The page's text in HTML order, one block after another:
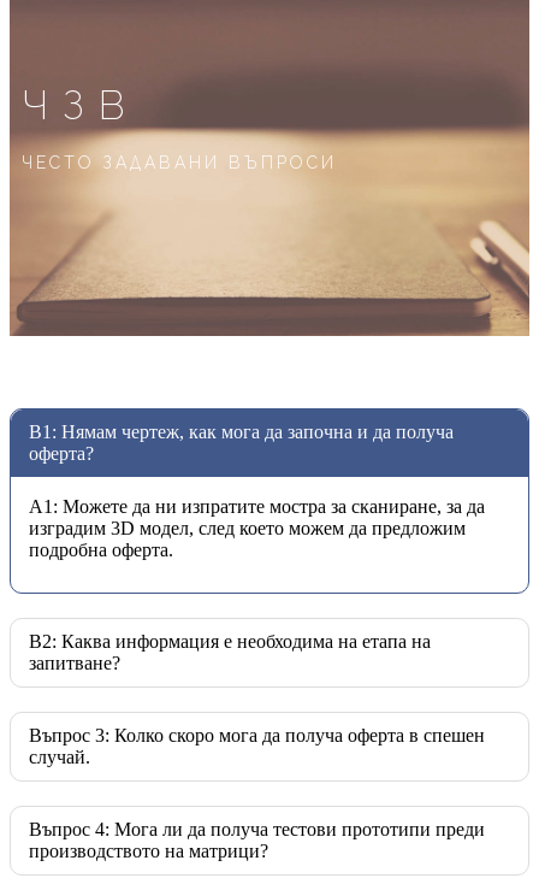
ЧЗВ
ЧЕСТО ЗАДАВАНИ ВЪПРОСИ
В1: Нямам чертеж, как мога да започна и да получа
оферта?
A1: Можете да ни изпратите мостра за сканиране, за да
изградим 3D модел, след което можем да предложим
подробна оферта.
В2: Каква информация е необходима на етапа на
запитване?
Въпрос 3: Колко скоро мога да получа оферта в спешен
случай.
Въпрос 4: Мога ли да получа тестови прототипи преди
производството на матрици?